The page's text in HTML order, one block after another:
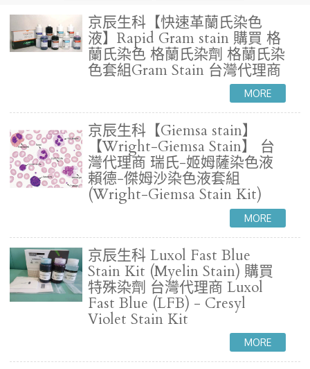
京辰生科【快速革蘭氏染色
液】Rapid Gram stain 購買 格
蘭氏染色 格蘭氏染劑 格蘭氏染
色套組Gram Stain 台灣代理商
京辰生科【Giemsa stain】
【Wright-Giemsa Stain】 台
灣代理商 瑞氏-姬姆薩染色液
賴德-傑姆沙染色液套組
(Wright-Giemsa Stain Kit)
京辰生科 Luxol Fast Blue
Stain Kit (Myelin Stain) 購買
特殊染劑 台灣代理商 Luxol
Fast Blue (LFB) - Cresyl
Violet Stain Kit